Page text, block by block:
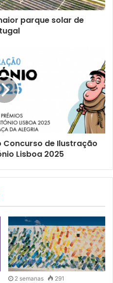
(com direito a
(mediante reserva
com mobilidade
parque solar de
Concurso de Ilustração
Lisboa 2025
2 semanas 291